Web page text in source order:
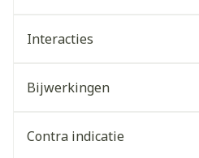
Interacties
Bijwerkingen
Contra indicatie